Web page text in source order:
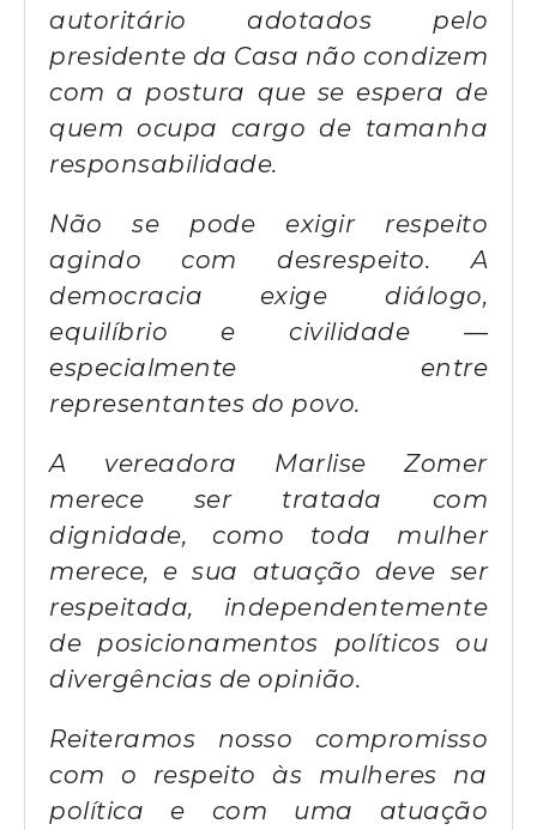
autoritário adotados pelo
presidente da Casa não condizem
com a postura que se espera de
quem ocupa cargo de tamanha
responsabilidade.
Não se pode exigir respeito
agindo com desrespeito. A
democracia exige diálogo,
equilíbrio e civilidade —
especialmente entre
representantes do povo.
A vereadora Marlise Zomer
merece ser tratada com
dignidade, como toda mulher
merece, e sua atuação deve ser
respeitada, independentemente
de posicionamentos políticos ou
divergências de opinião.
Reiteramos nosso compromisso
com o respeito às mulheres na
política e com uma atuação